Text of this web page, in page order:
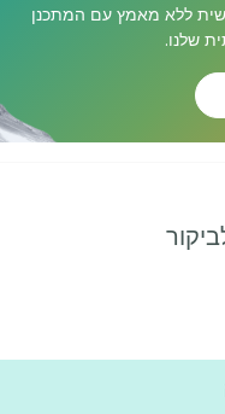
ללא מאמץ עם המתכנן
שלנו.